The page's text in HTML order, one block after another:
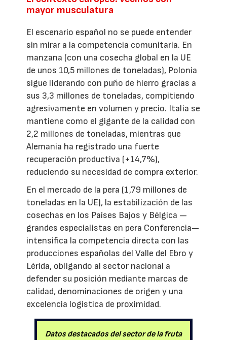
mayor musculatura
El escenario español no se puede entender
sin mirar a la competencia comunitaria. En
manzana (con una cosecha global en la UE
de unos 10,5 millones de toneladas), Polonia
sigue liderando con puño de hierro gracias a
sus 3,3 millones de toneladas, compitiendo
agresivamente en volumen y precio. Italia se
mantiene como el gigante de la calidad con
2,2 millones de toneladas, mientras que
Alemania ha registrado una fuerte
recuperación productiva (+14,7%),
reduciendo su necesidad de compra exterior.
En el mercado de la pera (1,79 millones de
toneladas en la UE), la estabilización de las
cosechas en los Países Bajos y Bélgica —
grandes especialistas en pera Conferencia—
intensifica la competencia directa con las
producciones españolas del Valle del Ebro y
Lérida, obligando al sector nacional a
defender su posición mediante marcas de
calidad, denominaciones de origen y una
excelencia logística de proximidad.
Datos destacados del sector de la fruta